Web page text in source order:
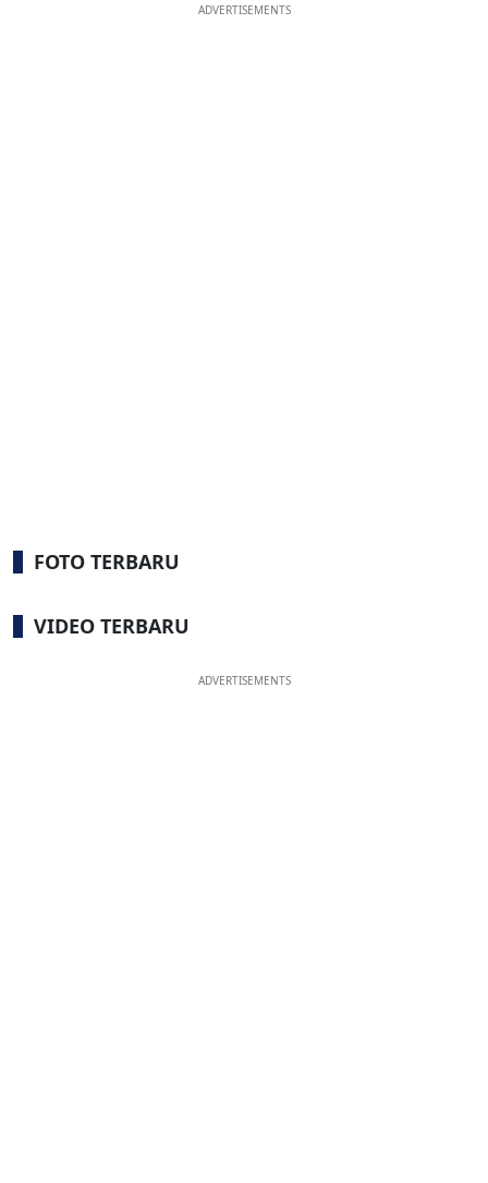
ADVERTISEMENTS
FOTO TERBARU
VIDEO TERBARU
ADVERTISEMENTS